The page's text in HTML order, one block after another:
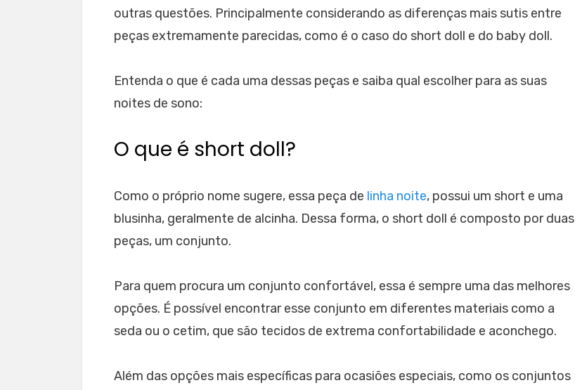
outras questões. Principalmente considerando as diferenças mais sutis entre
peças extremamente parecidas, como é o caso do short doll e do baby doll.
Entenda o que é cada uma dessas peças e saiba qual escolher para as suas
noites de sono:
O que é short doll?
Como o próprio nome sugere, essa peça de linha noite, possui um short e uma
blusinha, geralmente de alcinha. Dessa forma, o short doll é composto por duas
peças, um conjunto.
Para quem procura um conjunto confortável, essa é sempre uma das melhores
opções. É possível encontrar esse conjunto em diferentes materiais como a
seda ou o cetim, que são tecidos de extrema confortabilidade e aconchego.
Além das opções mais específicas para ocasiões especiais, como os conjuntos